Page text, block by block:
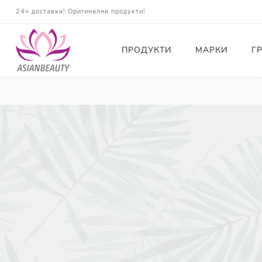
24ч доставка! Оригинални продукти!
ПРОДУКТИ МАРКИ